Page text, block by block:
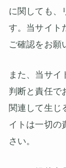
に関しても、
す。当サイト
ご確認をお願
また、当サイ
判断と責任で
関連して生じ
イトは一切の
さい。